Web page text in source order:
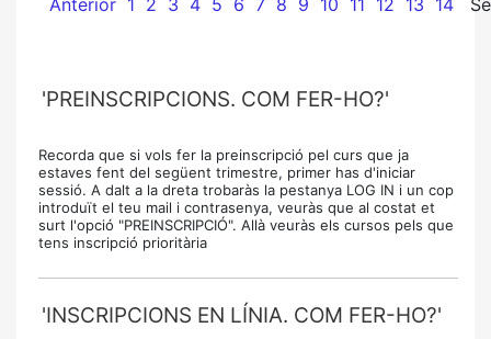
Anterior 1 2 3 4 5 6 7 8 9 10 11 12 13 14
'PREINSCRIPCIONS. COM FER-HO?'
Recorda que si vols fer la preinscripció pel curs que ja
estaves fent del següent trimestre, primer has d'iniciar
sessió. A dalt a la dreta trobaràs la pestanya LOG IN i un cop
introduït el teu mail i contrasenya, veuràs que al costat et
surt l'opció "PREINSCRIPCIÓ". Allà veuràs els cursos pels que
tens inscripció prioritària
'INSCRIPCIONS EN LÍNIA. COM FER-HO?'